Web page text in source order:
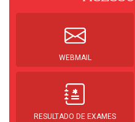
WEBMAIL
RESULTADO DE EXAMES